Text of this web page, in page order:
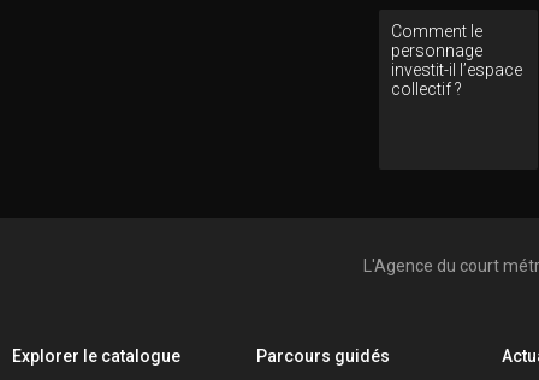
Comment le
personnage
investit-il l’espace
collectif ?
L'Agence du court
Explorer le catalogue
Parcours guidés